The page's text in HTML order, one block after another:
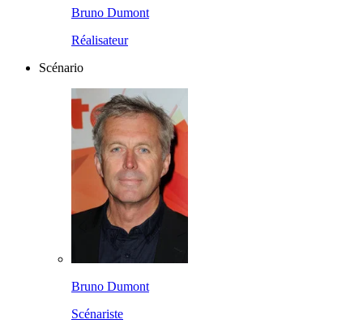
Bruno Dumont
Réalisateur
Scénario
Bruno Dumont
Scénariste